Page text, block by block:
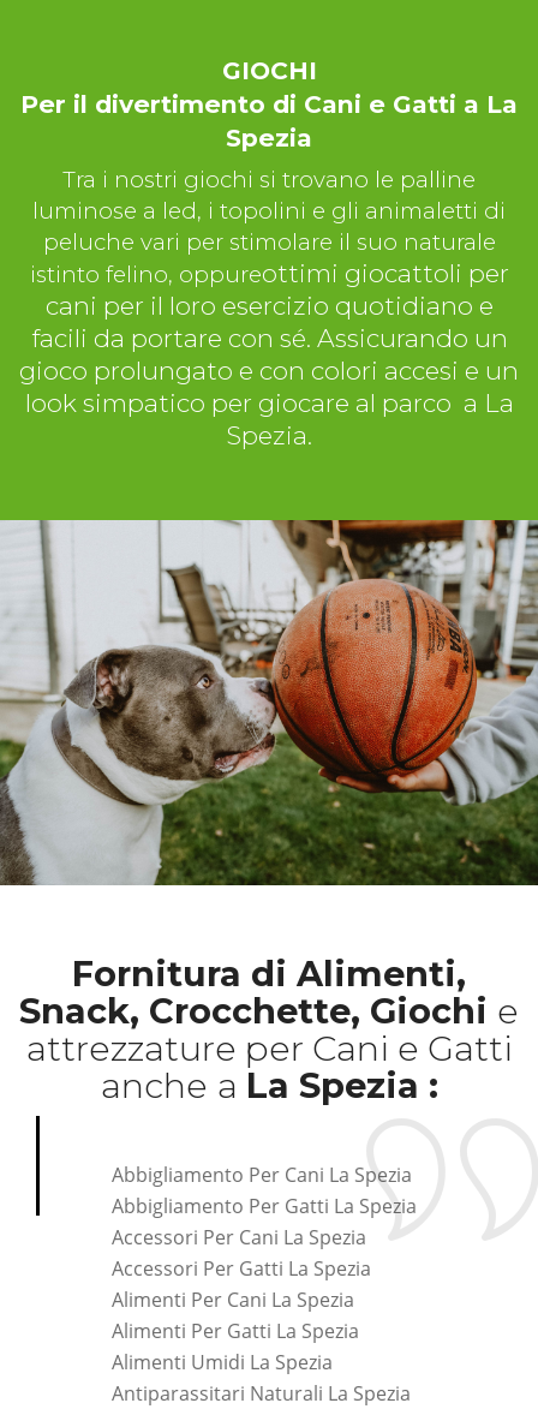
GIOCHI
Per il divertimento di Cani e Gatti a La
Spezia
Tra i nostri giochi si trovano le palline
luminose a led, i topolini e gli animaletti di
peluche vari per stimolare il suo naturale
istinto felino, oppureottimi giocattoli per
cani per il loro esercizio quotidiano e
facili da portare con sé. Assicurando un
gioco prolungato e con colori accesi e un
look simpatico per giocare al parco a La
Spezia.
Fornitura di Alimenti,
Snack, Crocchette, Giochi e
attrezzature per Cani e Gatti
anche a La Spezia :
Abbigliamento Per Cani La Spezia
Abbigliamento Per Gatti La Spezia
Accessori Per Cani La Spezia
Accessori Per Gatti La Spezia
Alimenti Per Cani La Spezia
Alimenti Per Gatti La Spezia
Alimenti Umidi La Spezia
Antiparassitari Naturali La Spezia